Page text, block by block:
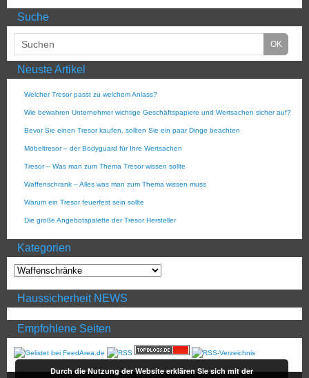
Suche
Neuste Artikel
Welcher Tresor passt zu welchem Anlass?
Wie bewahren Unternehmer wichtige Geschäftspapiere und Wertsachen sicher auf?
Bevor Sie einen Tresor kaufen, sollten Sie ein paar Dinge beachten
Möbeltresor – der Bodyguard für Ihre Wertsachen
Tresor – Was man zum Thema Tresor wissen sollte
Waffenschrank – Alles was man zum Thema wissen muss
Warum ein Tresor feuerfest sein sollte
Die große Angebotspalette der Tresor Hersteller
Kategorien
Haussicherheit NEWS
Empfohlene Seiten
Durch die Nutzung der Website erklären Sie sich mit der